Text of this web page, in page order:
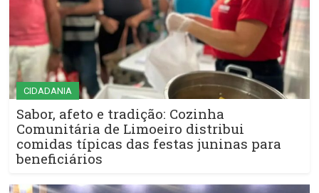
CIDADANIA
Sabor, afeto e tradição: Cozinha
Comunitária de Limoeiro distribui
comidas típicas das festas juninas para
beneficiários